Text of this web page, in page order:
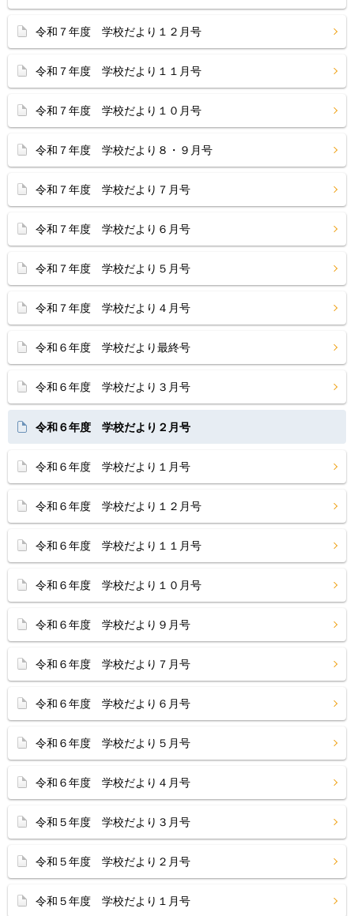
令和７年度 学校だより１２月号
令和７年度 学校だより１１月号
令和７年度 学校だより１０月号
令和７年度 学校だより８・９月号
令和７年度 学校だより７月号
令和７年度 学校だより６月号
令和７年度 学校だより５月号
令和７年度 学校だより４月号
令和６年度 学校だより最終号
令和６年度 学校だより３月号
令和６年度 学校だより２月号
令和６年度 学校だより１月号
令和６年度 学校だより１２月号
令和６年度 学校だより１１月号
令和６年度 学校だより１０月号
令和６年度 学校だより９月号
令和６年度 学校だより７月号
令和６年度 学校だより６月号
令和６年度 学校だより５月号
令和６年度 学校だより４月号
令和５年度 学校だより３月号
令和５年度 学校だより２月号
令和５年度 学校だより１月号